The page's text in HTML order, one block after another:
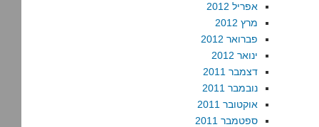
אפריל 2012
מרץ 2012
פברואר 2012
ינואר 2012
דצמבר 2011
נובמבר 2011
אוקטובר 2011
ספטמבר 2011